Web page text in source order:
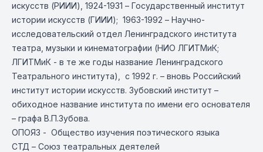
искусств (РИИИ), 1924-1931 – Государственный институт
истории искусств (ГИИИ); 1963-1992 – Научно-
исследовательский отдел Ленинградского института
театра, музыки и кинематографии (НИО ЛГИТМиК;
ЛГИТМиК - в те же годы название Ленинградского
Театрального института), с 1992 г. – вновь Российский
институт истории искусств. Зубовский институт –
обиходное название института по имени его основателя
– графа В.П.Зубова.
ОПОЯЗ - Общество изучения поэтического языка
СТД – Союз театральных деятелей